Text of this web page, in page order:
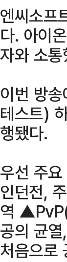
엔씨소프
다. 아이
자와 소통
이번 방
테스트)
행됐다.
우선 주
인던전,
역
공의 균
처음으로